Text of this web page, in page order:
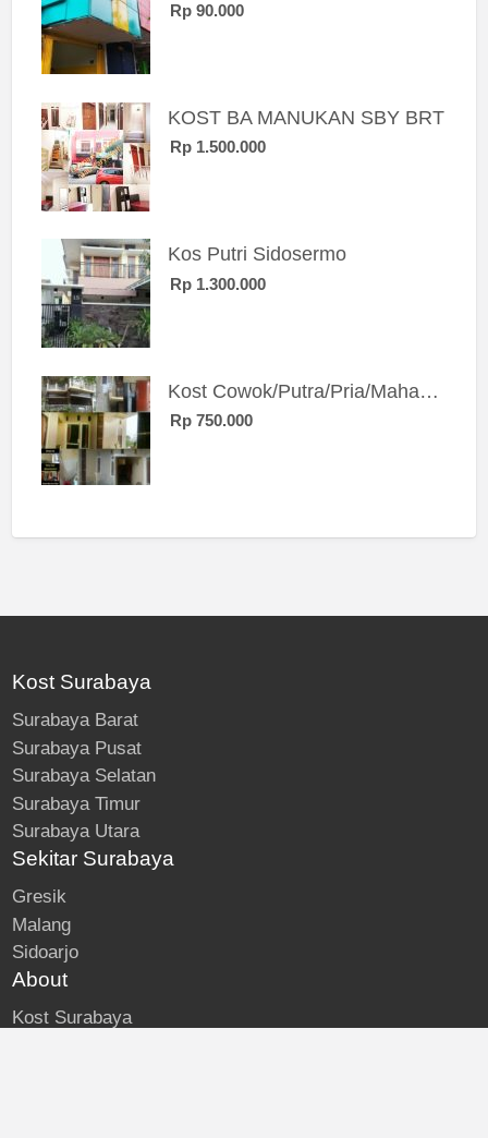
Rp 90.000
KOST BA MANUKAN SBY BRT
Rp 1.500.000
Kos Putri Sidosermo
Rp 1.300.000
Kost Cowok/Putra/Pria/Mahasiswa/Karyawan SIngle eksklusif bangunan baru
Rp 750.000
Kost Surabaya
Surabaya Barat
Surabaya Pusat
Surabaya Selatan
Surabaya Timur
Surabaya Utara
Sekitar Surabaya
Gresik
Malang
Sidoarjo
About
Kost Surabaya